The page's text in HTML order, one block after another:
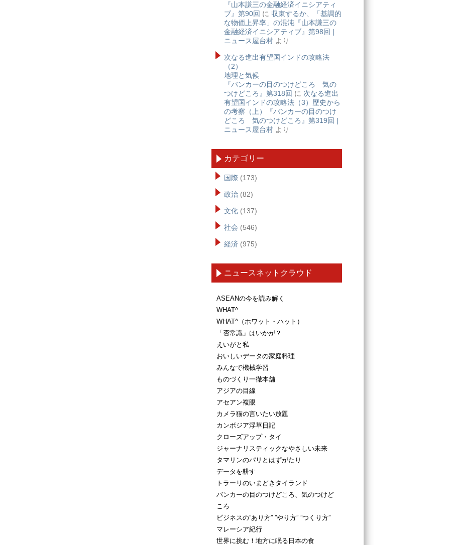
『山本謙三の金融経済イニシアティ
ブ』第90回 に 収束するか、「基調的
な物価上昇率」の混沌『山本謙三の
金融経済イニシアティブ』第98回 |
ニュース屋台村 より
次なる進出有望国インドの攻略法
（2）
地理と気候
『バンカーの目のつけどころ 気の
つけどころ』第318回 に 次なる進出
有望国インドの攻略法（3）歴史から
の考察（上）『バンカーの目のつけ
どころ 気のつけどころ』第319回 |
ニュース屋台村 より
カテゴリー
国際 (173)
政治 (82)
文化 (137)
社会 (546)
経済 (975)
ニュースネットクラウド
ASEANの今を読み解く
WHAT^
WHAT^（ホワット・ハット）
「否常識」はいかが？
えいがと私
おいしいデータの家庭料理
みんなで機械学習
ものづくり一徹本舗
アジアの目線
アセアン複眼
カメラ猫の言いたい放題
カンボジア浮草日記
クローズアップ・タイ
ジャーナリスティックなやさしい未来
タマリンのパリとはずがたり
データを耕す
トラーリのいまどきタイランド
バンカーの目のつけどころ、気のつけど
ころ
ビジネスの”あり方” ”やり方” ”つくり方”
マレーシア紀行
世界に挑む！地方に眠る日本の食